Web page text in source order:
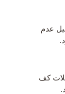
عدم
کف